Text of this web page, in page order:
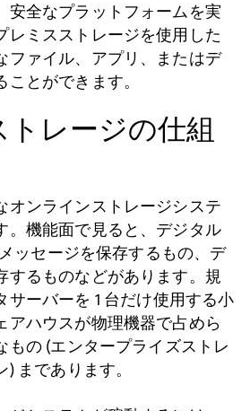
安全なプラットフォームを実
レミスストレージを使用した
ファイル、アプリ、またはデ
とができます。
トレージの仕組
オンラインストレージシステ
。機能面で見ると、デジタル
ッセージを保存するもの、デ
するものなどがあります。規
サーバーを 1 台だけ使用する小
アハウスが物理機器で占めら
もの (エンタープライズストレ
まであります。